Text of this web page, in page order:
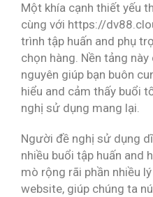
Một khía cạnh thiết yếu
cùng với https://
trình tập huấn and phụ
chọn hàng. Nền tảng
nguyên giúp bạn buôn
hiểu and cảm thấy buổi
nghị sử dụng mang lại.
Người đề nghị sử dụng
nhiều buổi tập huấn and
mò rộng rãi phần nhiều
website, giúp chúng ta